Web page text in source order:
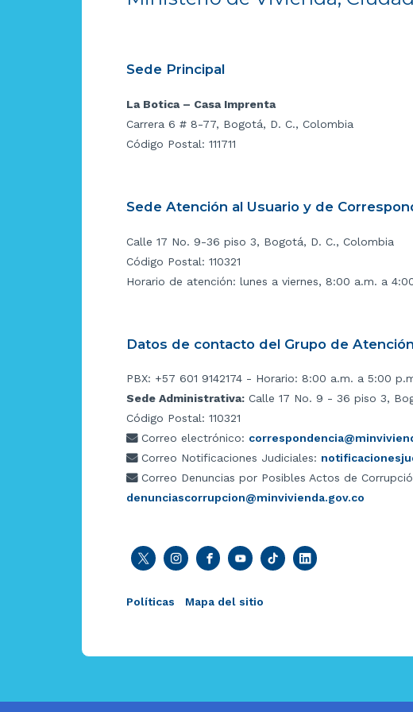
Sede Principal
La Botica – Casa Imprenta
Carrera 6 # 8-77, Bogotá, D. C., Colombia
Código Postal: 111711
Sede Atención al Usuario y de
Calle 17 No. 9-36 piso 3, Bogotá, D. C., Colombia
Código Postal: 110321
Horario de atención: lunes a viernes, 8:00 a.m. a
Datos de contacto del Grupo de
PBX: +57 601 9142174 - Horario: 8:00 a.m. a 5:00
Sede Administrativa: Calle 17 No. 9 - 36 piso 3,
Código Postal: 110321
Correo electrónico:
Correo Notificaciones Judiciales:
Correo Denuncias por Posibles Actos de
denunciascorrupcion@minvivienda.gov.co
Políticas Mapa del sitio